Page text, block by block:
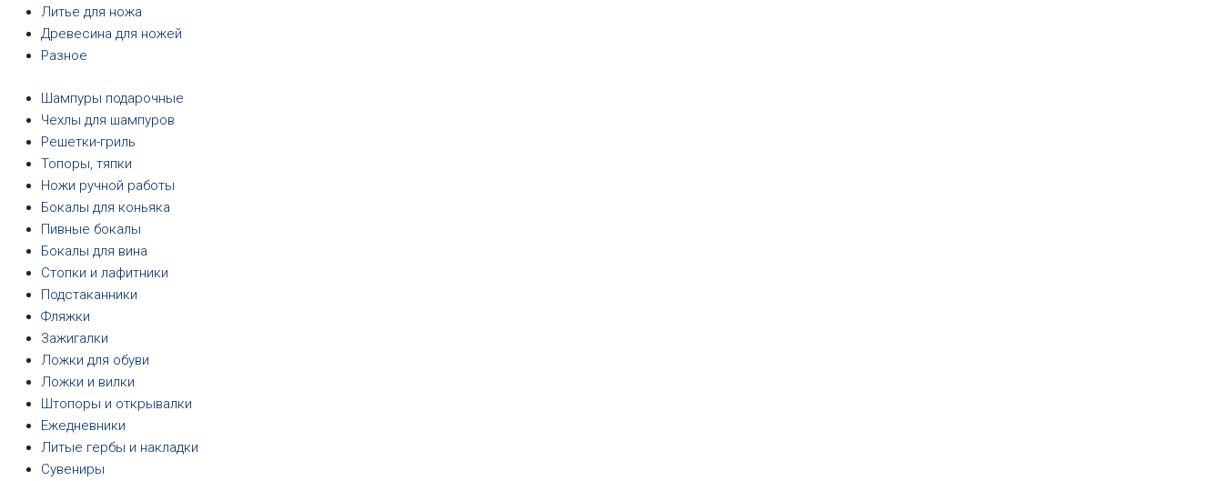
Литье для ножа
Древесина для ножей
Разное
Шампуры подарочные
Чехлы для шампуров
Решетки-гриль
Топоры, тяпки
Ножи ручной работы
Бокалы для коньяка
Пивные бокалы
Бокалы для вина
Стопки и лафитники
Подстаканники
Фляжки
Зажигалки
Ложки для обуви
Ложки и вилки
Штопоры и открывалки
Ежедневники
Литые гербы и накладки
Сувениры